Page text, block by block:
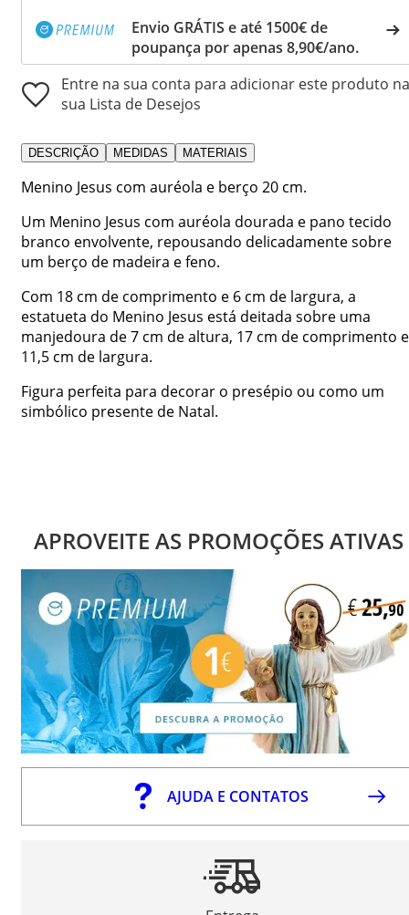
Envio GRÁTIS e até 1500€ de
poupança por apenas 8,90€/ano.
Entre na sua conta para adicionar este produto na
sua Lista de Desejos
DESCRIÇÃO MEDIDAS MATERIAIS
Menino Jesus com auréola e berço 20 cm.
Um Menino Jesus com auréola dourada e pano tecido
branco envolvente, repousando delicadamente sobre
um berço de madeira e feno.
Com 18 cm de comprimento e 6 cm de largura, a
estatueta do Menino Jesus está deitada sobre uma
manjedoura de 7 cm de altura, 17 cm de comprimento e
11,5 cm de largura.
Figura perfeita para decorar o presépio ou como um
simbólico presente de Natal.
APROVEITE AS PROMOÇÕES ATIVAS
AJUDA E CONTATOS